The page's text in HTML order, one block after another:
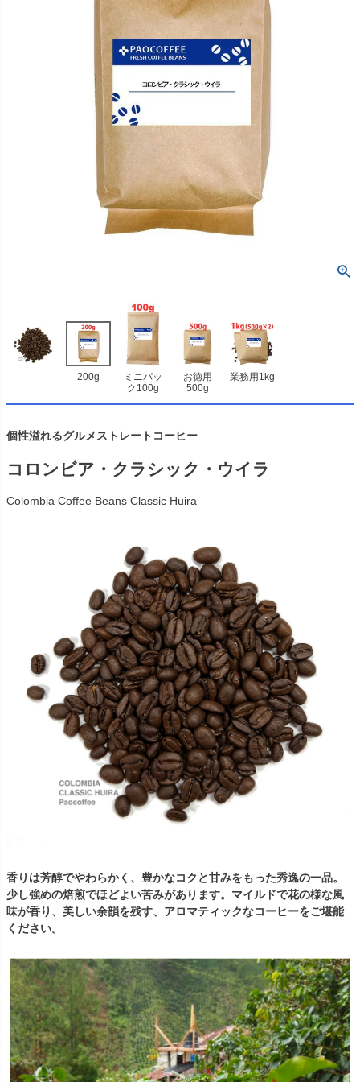
200g
ミニパッ
ク100g
お徳用
500g
業務用1kg
個性溢れるグルメストレートコーヒー
コロンビア・クラシック・ウイラ
Colombia Coffee Beans Classic Huira
香りは芳醇でやわらかく、豊かなコクと甘みをもった秀逸の一品。
少し強めの焙煎でほどよい苦みがあります。マイルドで花の様な風
味が香り、美しい余韻を残す、アロマティックなコーヒーをご堪能
ください。